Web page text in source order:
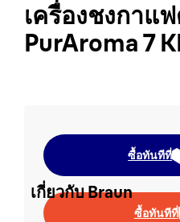
เครื่องชงกาแ
PurAroma 7
ซื้อทันทีที่
ซื้อทันทีที่
ส
ระบุสินค้
เกี่ยวกับ Braun